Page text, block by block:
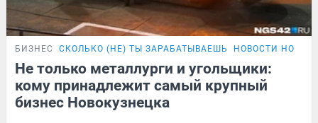
БИЗНЕС СКОЛЬКО (НЕ) ТЫ ЗАРАБАТЫВАЕШЬ НОВОСТИ
Не только металлурги и угольщики:
кому принадлежит самый крупный
бизнес Новокузнецка